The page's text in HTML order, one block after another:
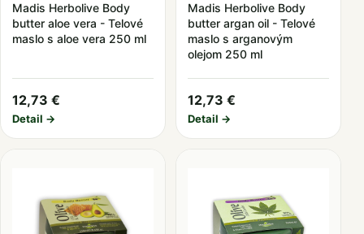
Madis Herbolive Body
butter aloe vera - Telové
maslo s aloe vera 250 ml
12,73 €
Detail →
Madis Herbolive Body
butter argan oil - Telové
maslo s arganovým
olejom 250 ml
12,73 €
Detail →